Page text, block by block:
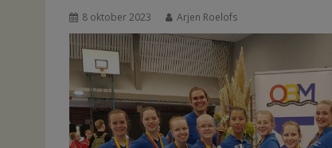
8 oktober 2023 Arjen Roelofs